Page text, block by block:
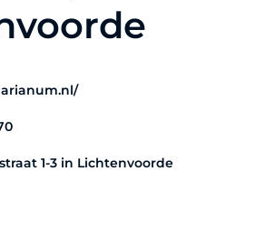
1-3 in Lichtenvoorde